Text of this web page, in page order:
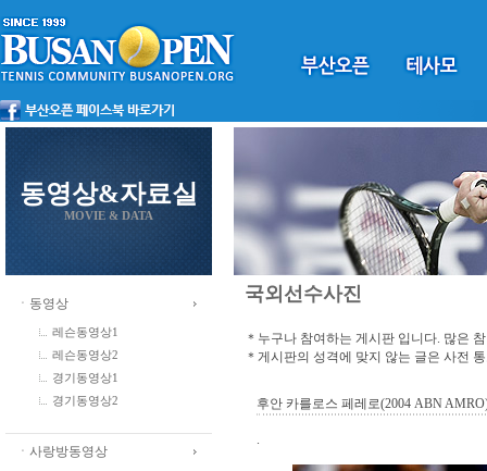
동영상&자료실
MOVIE & DATA
ㆍ동영상
레슨동영상1
레슨동영상2
경기동영상1
경기동영상2
ㆍ사랑방동영상
국외선수사진
＊누구나 참여하는 게시판 입니다. 많은
＊게시판의 성격에 맞지 않는 글은 사전
후안 카를로스 페레로(2004 ABN
.